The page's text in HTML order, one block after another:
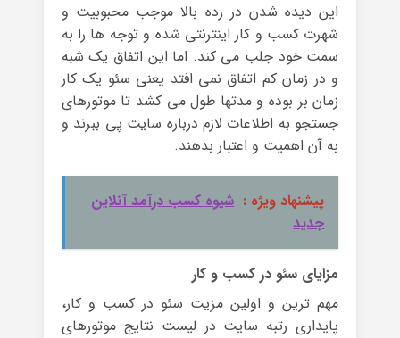
این دیده شدن در رده بالا موجب محبوبیت و
شهرت کسب و کار اینترنتی شده و توجه ها را به
سمت خود جلب می کند. اما این اتفاق یک شبه
و در زمان کم اتفاق نمی افتد یعنی سئو یک کار
زمان بر بوده و مدتها طول می کشد تا موتورهای
جستجو به اطلاعات لازم درباره سایت پی ببرند و
به آن اهمیت و اعتبار بدهند.
پیشنهاد ویژه : شیوه کسب درآمد آنلاین
جدید
مزایای سئو در کسب و کار
مهم ترین و اولین مزیت سئو در کسب و کار،
پایداری رتبه سایت در لیست نتایج موتورهای